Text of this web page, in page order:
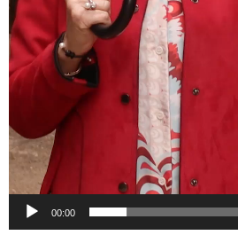
00:00